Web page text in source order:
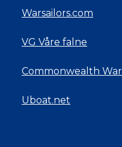
Warsailors.com
VG Våre falne
Commonwealth War
Uboat.net